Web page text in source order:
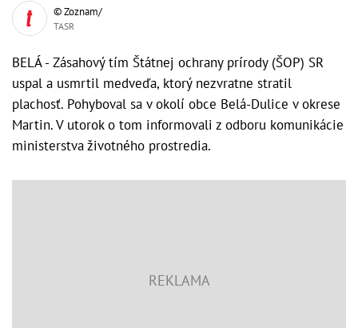
© Zoznam/
TASR
BELÁ - Zásahový tím Štátnej ochrany prírody (ŠOP) SR
uspal a usmrtil medveďa, ktorý nezvratne stratil
plachosť. Pohyboval sa v okolí obce Belá-Dulice v okrese
Martin. V utorok o tom informovali z odboru komunikácie
ministerstva životného prostredia.